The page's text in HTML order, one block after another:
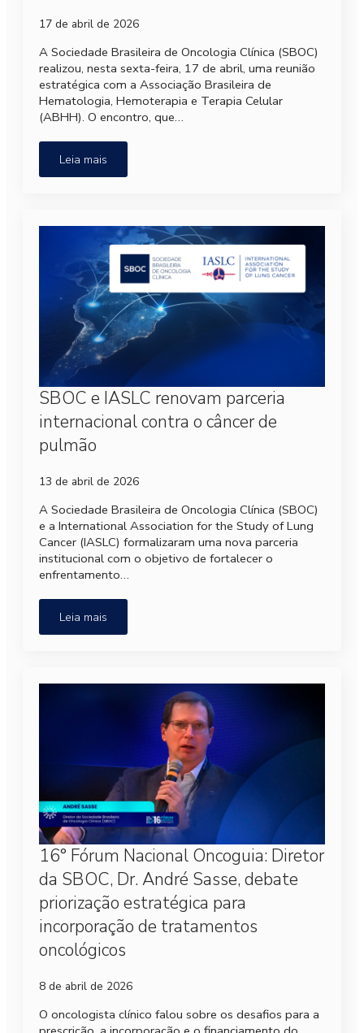
17 de abril de 2026
A Sociedade Brasileira de Oncologia Clínica (SBOC)
realizou, nesta sexta-feira, 17 de abril, uma reunião
estratégica com a Associação Brasileira de
Hematologia, Hemoterapia e Terapia Celular
(ABHH). O encontro, que…
Leia mais
SBOC e IASLC renovam parceria
internacional contra o câncer de
pulmão
13 de abril de 2026
A Sociedade Brasileira de Oncologia Clínica (SBOC)
e a International Association for the Study of Lung
Cancer (IASLC) formalizaram uma nova parceria
institucional com o objetivo de fortalecer o
enfrentamento…
Leia mais
16° Fórum Nacional Oncoguia: Diretor
da SBOC, Dr. André Sasse, debate
priorização estratégica para
incorporação de tratamentos
oncológicos
8 de abril de 2026
O oncologista clínico falou sobre os desafios para a